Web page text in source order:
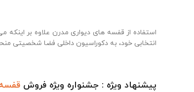
استفاده از قفسه‌ های دیواری مدرن علاوه بر اینکه
انتخابی خود، به دکوراسیون داخلی فضا شخصیتی
پیشنهاد ویژه : جشنواره ویژه فروش